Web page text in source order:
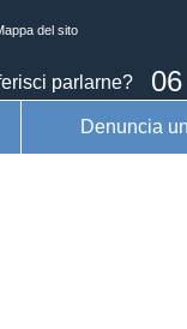
del sito
parlarne?
Denuncia